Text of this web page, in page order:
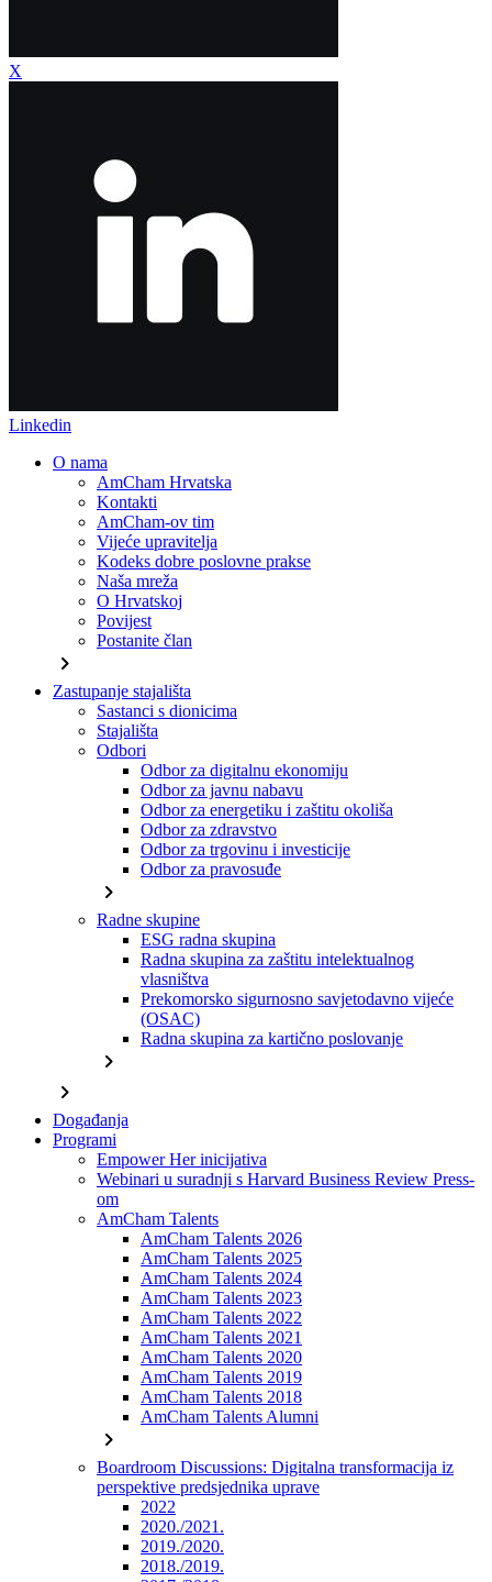
X
Linkedin
O nama
AmCham Hrvatska
Kontakti
AmCham-ov tim
Vijeće upravitelja
Kodeks dobre poslovne prakse
Naša mreža
O Hrvatskoj
Povijest
Postanite član
chevron_right
Zastupanje stajališta
Sastanci s dionicima
Stajališta
Odbori
Odbor za digitalnu ekonomiju
Odbor za javnu nabavu
Odbor za energetiku i zaštitu okoliša
Odbor za zdravstvo
Odbor za trgovinu i investicije
Odbor za pravosuđe
chevron_right
Radne skupine
ESG radna skupina
Radna skupina za zaštitu intelektualnog
vlasništva
Prekomorsko sigurnosno savjetodavno vijeće
(OSAC)
Radna skupina za kartično poslovanje
chevron_right
chevron_right
Događanja
Programi
Empower Her inicijativa
Webinari u suradnji s Harvard Business Review Press-
om
AmCham Talents
AmCham Talents 2026
AmCham Talents 2025
AmCham Talents 2024
AmCham Talents 2023
AmCham Talents 2022
AmCham Talents 2021
AmCham Talents 2020
AmCham Talents 2019
AmCham Talents 2018
AmCham Talents Alumni
chevron_right
Boardroom Discussions: Digitalna transformacija iz
perspektive predsjednika uprave
2022
2020./2021.
2019./2020.
2018./2019.